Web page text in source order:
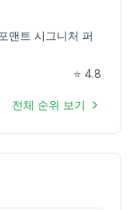
맨트 시그니처 퍼
⭐ 4.8
전체 순위 보기